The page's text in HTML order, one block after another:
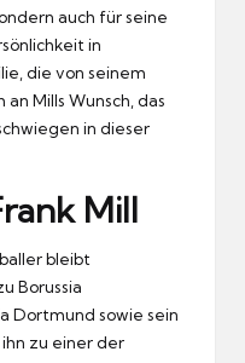
auch für seine
in
die von seinem
Mills Wunsch, das
in dieser
Mill
bleibt
Borussia
Dortmund sowie sein
zu einer der